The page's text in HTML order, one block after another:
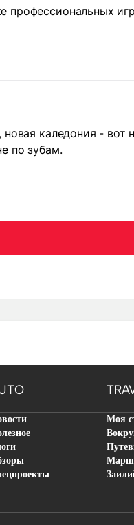
профессиональных
каледония - вот
по зубам.
Моя